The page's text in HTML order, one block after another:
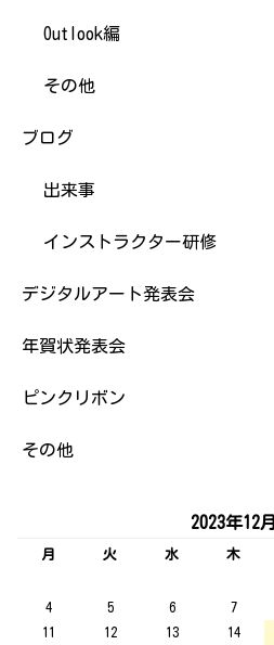
Outlook編
その他
ブログ
出来事
インストラクター研修
デジタルアート発表会
年賀状発表会
ピンクリボン
その他
2023年12月
月 火 水 木
4
5 6 7
11
12 13 14